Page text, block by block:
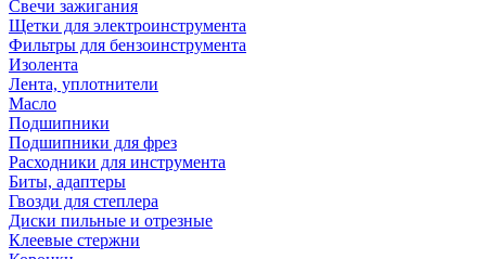
Свечи зажигания
Щетки для электроинструмента
Фильтры для бензоинструмента
Изолента
Лента, уплотнители
Масло
Подшипники
Подшипники для фрез
Расходники для инструмента
Биты, адаптеры
Гвозди для степлера
Диски пильные и отрезные
Клеевые стержни